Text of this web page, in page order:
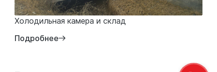
Холодильная камера и склад
Подробнее